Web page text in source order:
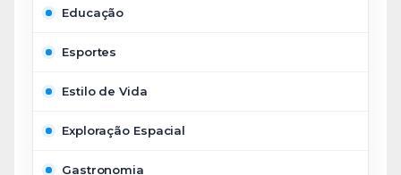
Educação
Esportes
Estilo de Vida
Exploração Espacial
Gastronomia